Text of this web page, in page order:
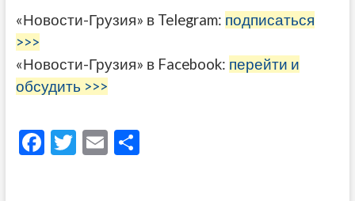
«Новости-Грузия» в Telegram: подписаться
>>>
«Новости-Грузия» в Facebook: перейти и
обсудить >>>
F T E О